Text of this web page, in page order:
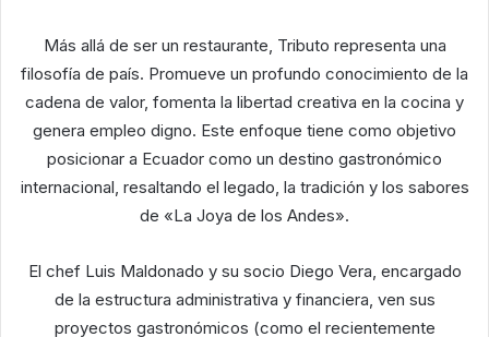
Más allá de ser un restaurante, Tributo representa una
filosofía de país. Promueve un profundo conocimiento de la
cadena de valor, fomenta la libertad creativa en la cocina y
genera empleo digno. Este enfoque tiene como objetivo
posicionar a Ecuador como un destino gastronómico
internacional, resaltando el legado, la tradición y los sabores
de «La Joya de los Andes».
El chef Luis Maldonado y su socio Diego Vera, encargado
de la estructura administrativa y financiera, ven sus
proyectos gastronómicos (como el recientemente